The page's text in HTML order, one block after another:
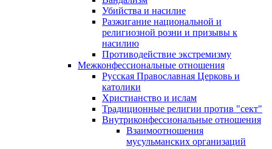
Убийства и насилие
Разжигание национальной и
религиозной розни и призывы к
насилию
Противодействие экстремизму
Межконфессиональные отношения
Русская Православная Церковь и
католики
Христианство и ислам
Традиционные религии против "сект"
Внутриконфессиональные отношения
Взаимоотношения
мусульманских организаций